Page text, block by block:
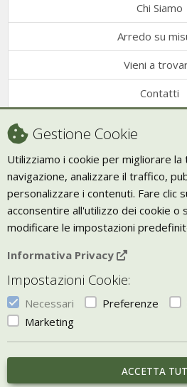
Chi Siamo
Arredo su
Vieni a
Contatti
Trasporto
Giornale
Bio
Vivere Zen è un marchio
p.iva
Gestisci i
Gestione Cookie
Utilizziamo i cookie per migliorare la
navigazione, analizzare il traffico,
personalizzare i contenuti. Fare clic
acconsentire all'utilizzo dei cookie o
modificare le impostazioni
Informativa Privacy
Impostazioni Cookie:
Necessari Preferenze
Marketing
ACCETTA